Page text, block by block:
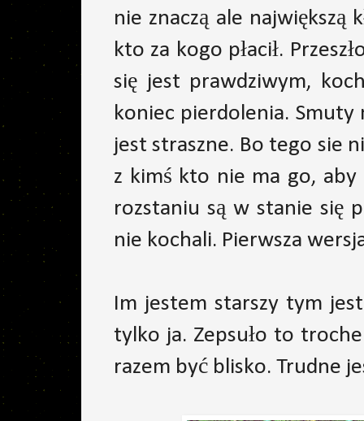
nie znaczą ale
kto za kogo płacił.
się jest prawdziwym,
koniec pierdolenia. Smuty
jest straszne. Bo tego sie
z kimś kto nie ma go,
rozstaniu są w stanie się
nie kochali. Pierwsza
Im jestem starszy tym
tylko ja. Zepsuło to
razem być blisko. Trudne